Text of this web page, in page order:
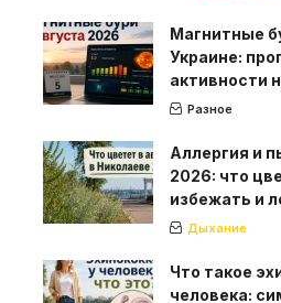
Магнитные
Украине:
активности
Разное
Аллергия и
2026: что
избежать и
Дыхание
Что такое
человека: